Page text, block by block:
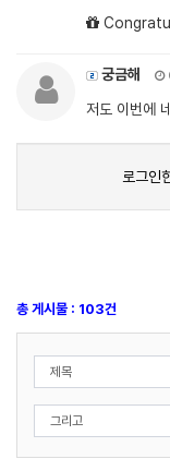
궁금해
저도 이번에
로그인
총 게시물 : 103건